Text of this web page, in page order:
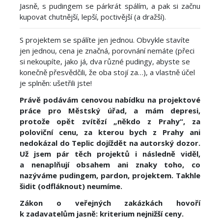
Jasně, s pudingem se párkrát spálím, a pak si začnu
kupovat chutnější, lepší, poctivější (a dražší).
S projektem se spálíte jen jednou. Obvykle stavíte
jen jednou, cena je značná, porovnání nemáte (přeci
si nekoupíte, jako já, dva různé pudingy, abyste se
konečně přesvědčili, že oba stojí za…), a vlastně účel
je splněn: ušetřili jste!
Právě podávám cenovou nabídku na projektové
práce pro Městský úřad, a mám depresi,
protože opět zvítězí „někdo z Prahy“, za
poloviční cenu, za kterou bych z Prahy ani
nedokázal do Teplic dojíždět na autorský dozor.
Už jsem pár těch projektů i následně viděl,
a nenaplňují obsahem ani znaky toho, co
nazýváme pudingem, pardon, projektem. Takhle
šidit (odfláknout) neumíme.
Zákon o veřejných zakázkách hovoří
k zadavatelům jasně: kriterium nejnižší ceny.